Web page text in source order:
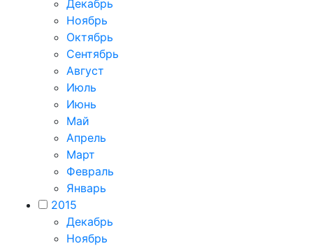
Декабрь
Ноябрь
Октябрь
Сентябрь
Август
Июль
Июнь
Май
Апрель
Март
Февраль
Январь
2015
Декабрь
Ноябрь